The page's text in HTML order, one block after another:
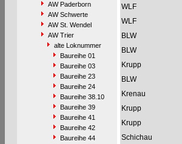
AW Paderborn
AW Schwerte
AW St. Wendel
AW Trier
alte Loknummer
Baureihe 01
Baureihe 03
Baureihe 23
Baureihe 24
Baureihe 38.10
Baureihe 39
Baureihe 41
Baureihe 42
Baureihe 44
WLF
WLF
BLW
BLW
Krupp
BLW
Krenau
Krupp
Krupp
Schichau